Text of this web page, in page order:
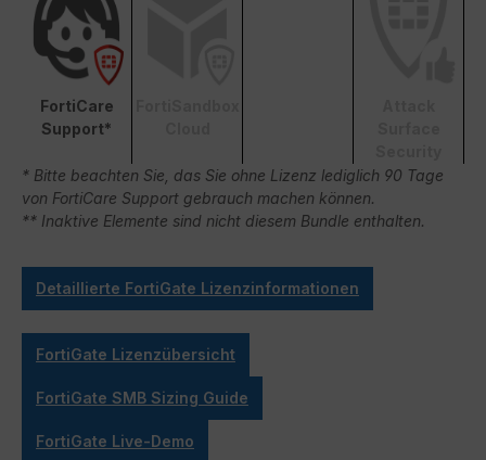
FortiCare
Support*
* Bitte beachten Sie, das Sie ohne Lizenz lediglich 90 Tage
von FortiCare Support gebrauch machen können.
** Inaktive Elemente sind nicht diesem Bundle enthalten.
Detaillierte FortiGate Lizenzinformationen
FortiGate Lizenzübersicht
FortiGate SMB Sizing Guide
FortiGate Live-Demo